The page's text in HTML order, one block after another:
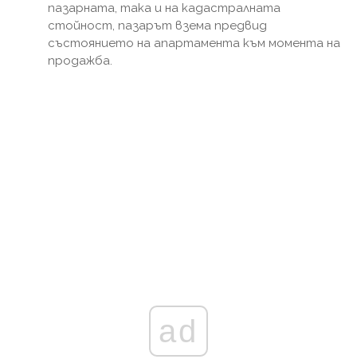
пазарната, така и на кадастралната
стойност, пазарът взема предвид
състоянието на апартамента към момента на
продажба.
ad